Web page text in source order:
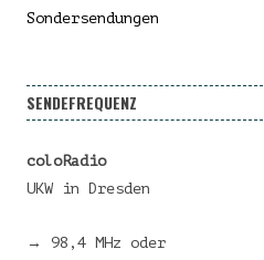
Sondersendungen
SENDEFREQUENZ
coloRadio
UKW in Dresden
→ 98,4 MHz oder